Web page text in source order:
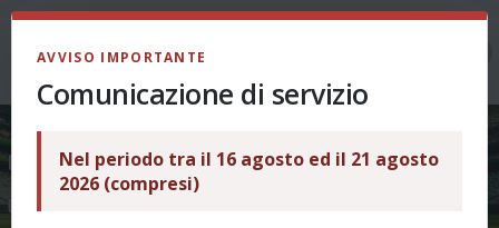
IMPORTANTE - per chi CONTINUA
una LEGA o usa COMPETIZIONI
AVVISO IMPORTANTE
Comunicazione di servizio
Nel periodo tra il 16 agosto ed il 21 agosto
2026 (compresi)